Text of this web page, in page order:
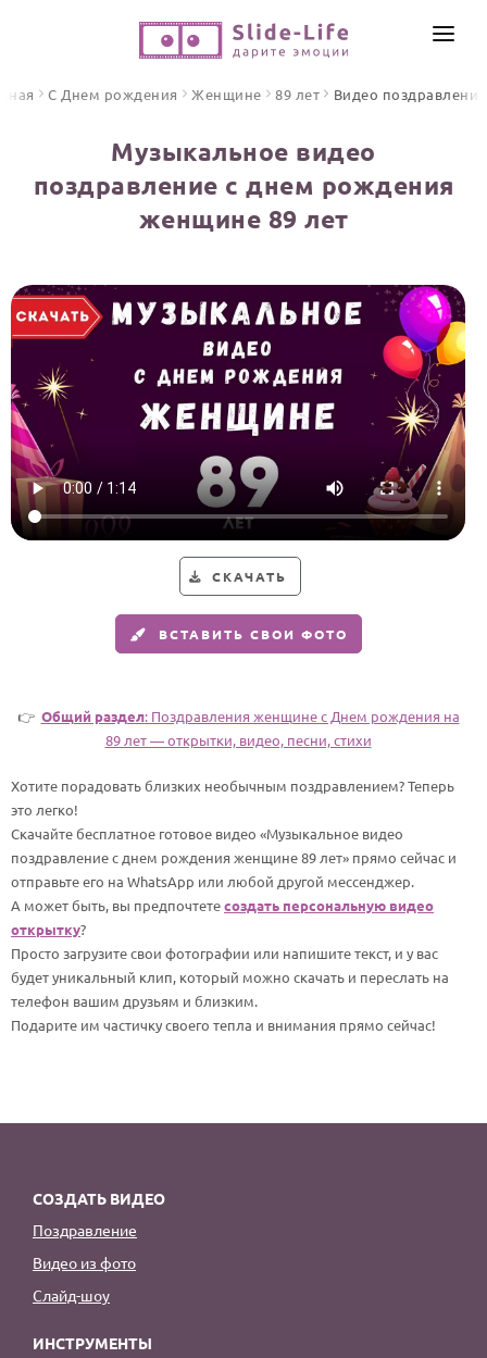
ПО ФОРМАТУ
Видео поздравления
Открытки
Стихи и тексты
ПРАЗДНИКИ
С Днем рождения
Юбилей
Свадьба
Выпускной HOT
Календарь праздников
Женщине
Маме
Детям
Все родственники
ПЕРСОНАЛЬНЫЕ
Пожелания
По именам
По годам
ИНСТРУМЕНТЫ
ТЕКСТЫ И ИДЕИ
ОТЗЫВЫ
С Днем рождения Женщине 89 лет Видео поздравления
Музыкальное видео
поздравление с днем рождения
женщине 89 лет
СКАЧАТЬ
ВСТАВИТЬ СВОИ ФОТО
👉 Общий раздел: Поздравления женщине c Днем рождения на
89 лет — открытки, видео, песни, стихи
Хотите порадовать близких необычным поздравлением? Теперь
это легко!
Скачайте бесплатное готовое видео «Музыкальное видео
поздравление с днем рождения женщине 89 лет» прямо сейчас и
отправьте его на WhatsApp или любой другой мессенджер.
А может быть, вы предпочтетесоздать персональную видео
открытку?
Просто загрузите свои фотографии или напишите текст, и у вас
будет уникальный клип, который можно скачать и переслать на
телефон вашим друзьям и близким.
Подарите им частичку своего тепла и внимания прямо сейчас!
СОЗДАТЬ ВИДЕО
Поздравление
Видео из фото
Слайд-шоу
ИНСТРУМЕНТЫ